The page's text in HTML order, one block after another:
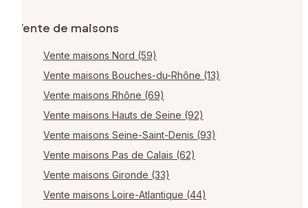
Vente de maisons
Vente maisons Nord (59)
Vente maisons Bouches-du-Rhône (13)
Vente maisons Rhône (69)
Vente maisons Hauts de Seine (92)
Vente maisons Seine-Saint-Denis (93)
Vente maisons Pas de Calais (62)
Vente maisons Gironde (33)
Vente maisons Loire-Atlantique (44)